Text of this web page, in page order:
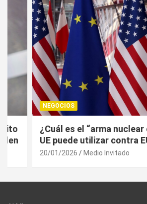
NEGOCIOS
¿Cuál es el “arma nuclear
UE puede utilizar contra EU?
20/01/2026 Medio Invitado